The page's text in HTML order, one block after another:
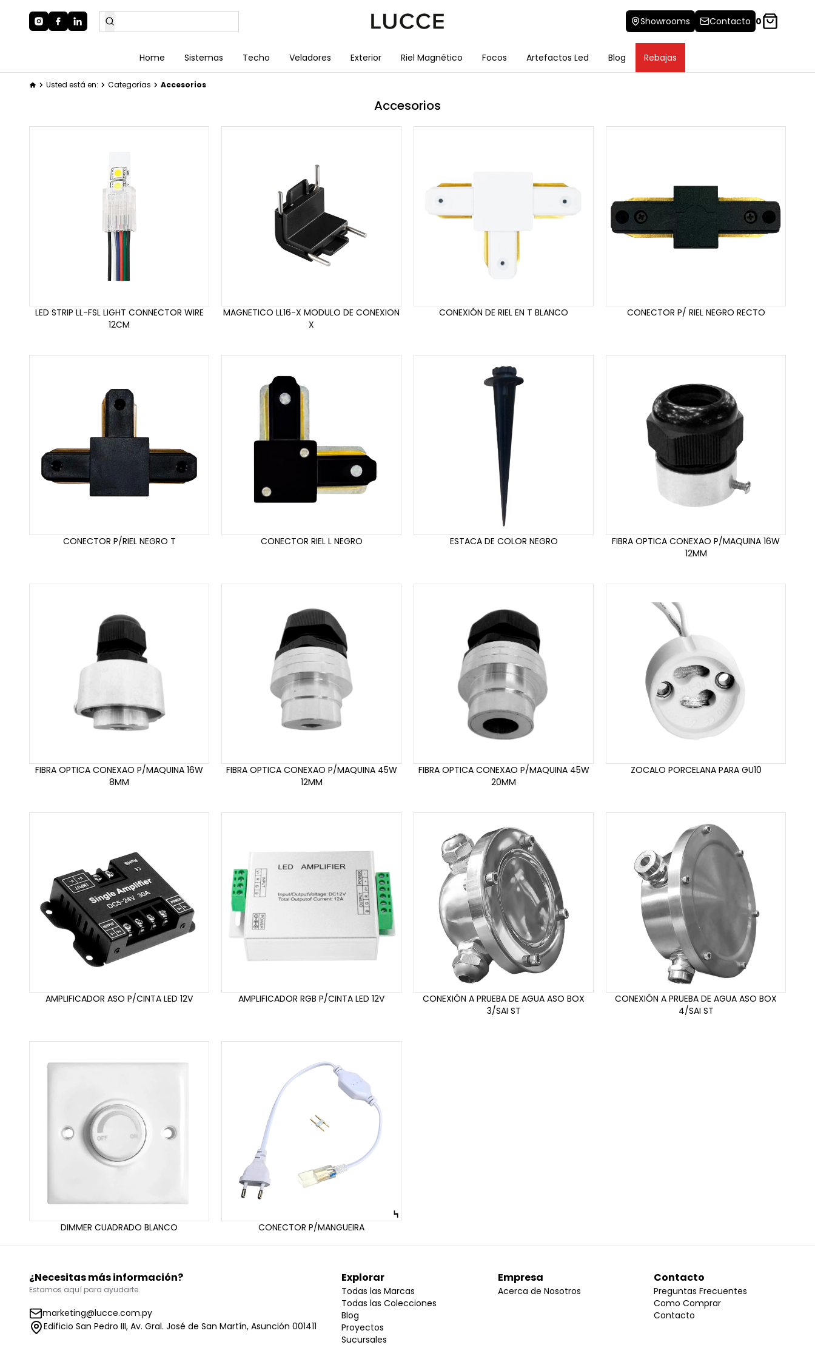
Showrooms Contacto 0
Home Sistemas Techo Veladores Exterior Riel Magnético Focos Artefactos Led Blog Rebajas
Usted está en: Categorías Accesorios
Accesorios
LED STRIP LL-FSL LIGHT CONNECTOR WIRE
12CM
MAGNETICO LL16-X MODULO DE CONEXION
X
CONEXIÓN DE RIEL EN T BLANCO CONECTOR P/ RIEL NEGRO RECTO
CONECTOR P/RIEL NEGRO T CONECTOR RIEL L NEGRO ESTACA DE COLOR NEGRO
FIBRA OPTICA CONEXAO P/MAQUINA 16W
12MM
FIBRA OPTICA CONEXAO P/MAQUINA 16W
8MM
FIBRA OPTICA CONEXAO P/MAQUINA 45W
12MM
FIBRA OPTICA CONEXAO P/MAQUINA 45W
20MM
ZOCALO PORCELANA PARA GU10
AMPLIFICADOR ASO P/CINTA LED 12V AMPLIFICADOR RGB P/CINTA LED 12V
CONEXIÓN A PRUEBA DE AGUA ASO BOX
3/SAI ST
CONEXIÓN A PRUEBA DE AGUA ASO BOX
4/SAI ST
DIMMER CUADRADO BLANCO CONECTOR P/MANGUEIRA
¿Necesitas más información?
Estamos aquí para ayudarte.
marketing@lucce.com.py
Edificio San Pedro III, Av. Gral. José de San Martín, Asunción 001411
Explorar
Todas las Marcas
Todas las Colecciones
Blog
Proyectos
Sucursales
Empresa
Acerca de Nosotros
Contacto
Preguntas Frecuentes
Como Comprar
Contacto